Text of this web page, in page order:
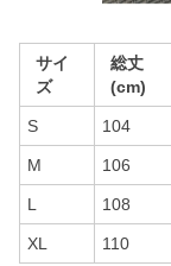
サイ
ズ
総丈
(cm)
S 104
M 106
L 108
XL 110